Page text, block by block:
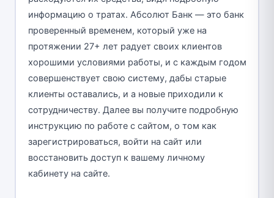
информацию о тратах. Абсолют Банк — это банк
проверенный временем, который уже на
протяжении 27+ лет радует своих клиентов
хорошими условиями работы, и с каждым годом
совершенствует свою систему, дабы старые
клиенты оставались, и а новые приходили к
сотрудничеству. Далее вы получите подробную
инструкцию по работе с сайтом, о том как
зарегистрироваться, войти на сайт или
восстановить доступ к вашему личному
кабинету на сайте.